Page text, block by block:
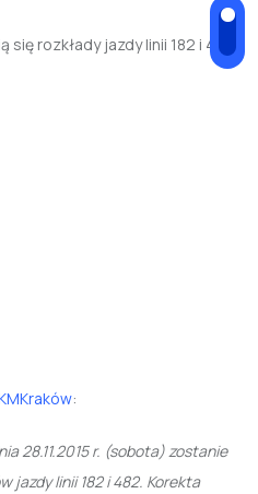
się rozkłady jazdy linii 182 i 482
:
28.11.2015 r. (sobota)zostanie
jazdy linii 182 i 482. Korekta